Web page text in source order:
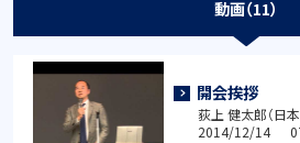
動画（11）
開会挨拶
荻上 健太郎（日本
2014/12/14